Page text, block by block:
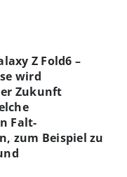
Z Fold6 –
wird
Zukunft
Falt-
zum Beispiel zu